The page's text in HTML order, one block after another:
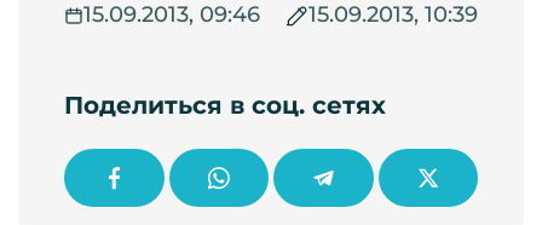
15.09.2013, 09:46
15.09.2013, 10:39
Поделиться в соц. сетях